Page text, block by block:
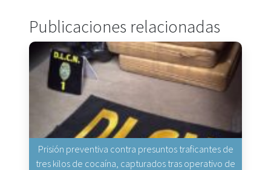
Publicaciones relacionadas
Prisión preventiva contra presuntos traficantes de
tres kilos de cocaína, capturados tras operativo de